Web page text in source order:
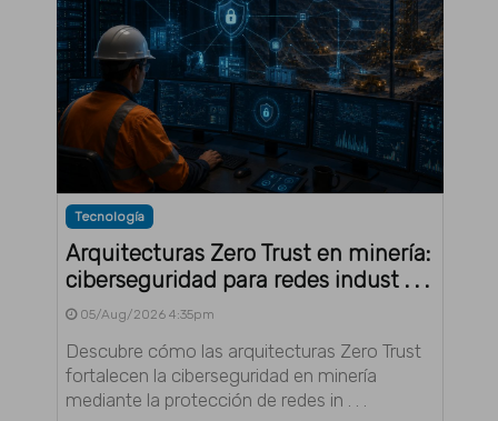
Tecnología
Arquitecturas Zero Trust en minería:
ciberseguridad para redes indust . . .
05/Aug/2026 4:35pm
Descubre cómo las arquitecturas Zero Trust
fortalecen la ciberseguridad en minería
mediante la protección de redes in . . .